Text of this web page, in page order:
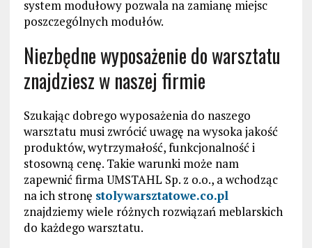
system modułowy pozwala na zamianę miejsc
poszczególnych modułów.
Niezbędne wyposażenie do warsztatu
znajdziesz w naszej firmie
Szukając dobrego wyposażenia do naszego
warsztatu musi zwrócić uwagę na wysoka jakość
produktów, wytrzymałość, funkcjonalność i
stosowną cenę. Takie warunki może nam
zapewnić firma UMSTAHL Sp. z o.o., a wchodząc
na ich stronę stolywarsztatowe.co.pl
znajdziemy wiele różnych rozwiązań meblarskich
do każdego warsztatu.